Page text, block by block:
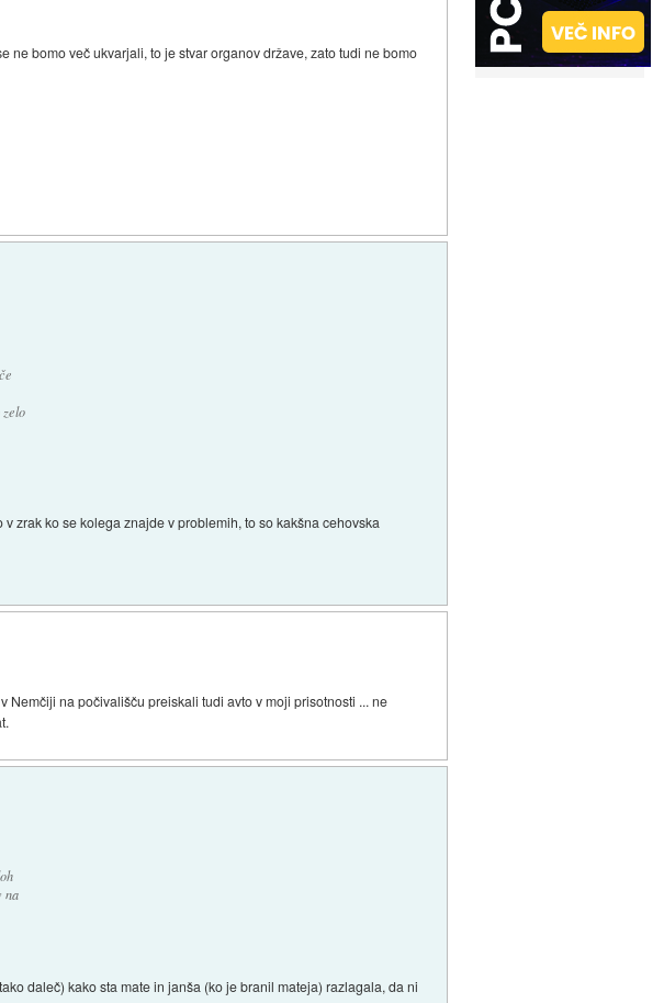
ne bomo več ukvarjali, to je stvar organov države, zato tudi ne bomo
zrak ko se kolega znajde v problemih, to so kakšna cehovska
na počivališču preiskali tudi avto v moji prisotnosti ... ne
na
daleč) kako sta mate in janša (ko je branil mateja) razlagala, da ni